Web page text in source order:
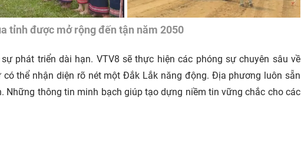
tỉnh được mở rộng đến tận năm 2050
phát triển dài hạn. VTV8 sẽ thực hiện các phóng sự chuyên sâu về
thể nhận diện rõ nét một Đắk Lắk năng động. Địa phương luôn sẵn
Những thông tin minh bạch giúp tạo dựng niềm tin vững chắc cho các